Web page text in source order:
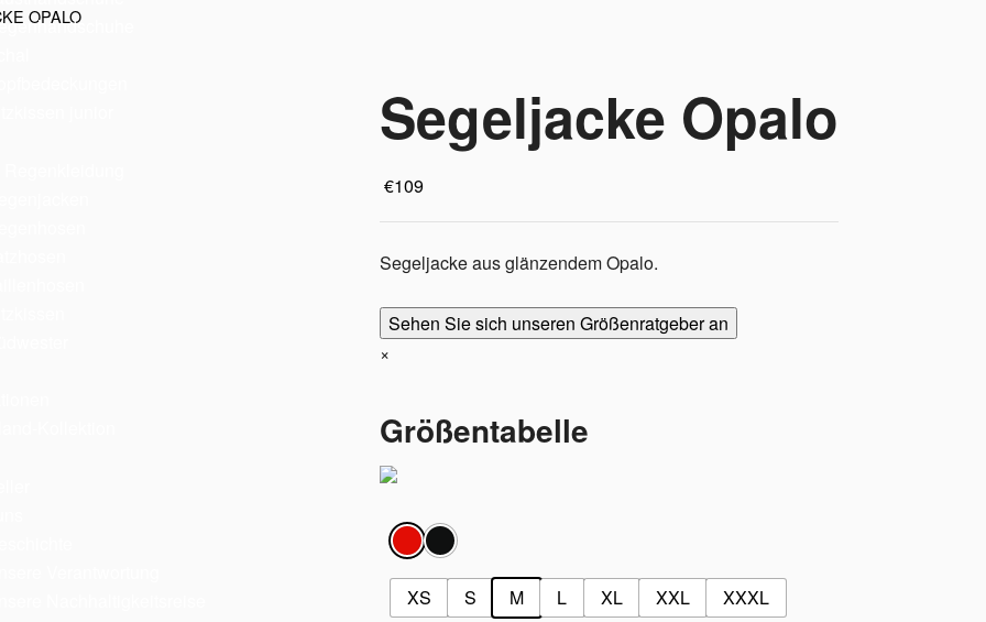
OPALO
Segeljacke Opalo
€109
Segeljacke aus glänzendem Opalo.
Sehen Sie sich unseren Größenratgeber an
×
Größentabelle
XS S M L XL XXL XXXL